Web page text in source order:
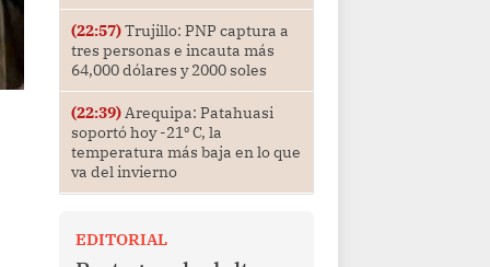
(22:57)Trujillo: PNP captura a
tres personas e incauta más
64,000 dólares y 2000 soles
(22:39)Arequipa: Patahuasi
soportó hoy -21⁰ C, la
temperatura más baja en lo que
va del invierno
EDITORIAL